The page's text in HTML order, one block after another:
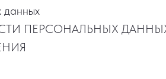
данных
ПЕРСОНАЛЬНЫХ